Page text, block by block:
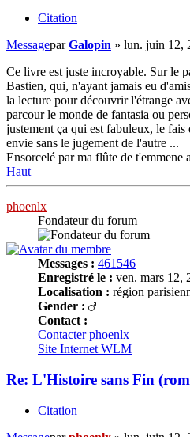
Citation
MessageparGalopin » lun. juin 12,
Ce livre est juste incroyable. Sur le
Bastien, qui, n'ayant jamais eu
la lecture pour découvrir l'étrange
parcour le monde de fantasia ou
justement ça qui est fabuleux, le
envie sans le jugement de l'autre ...
Ensorcelé par ma flûte de t'emmene
Haut
phoenlx
Fondateur du forum
Messages : 461546
Enregistré le : ven. mars 12,
Localisation : région
Gender :
Contact :
Contacter phoenlx
Site Internet WLM
Re: L'Histoire sans Fin
Citation